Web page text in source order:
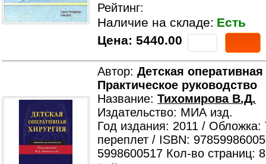
Рейтинг:
Наличие на складе: Есть
Цена: 5440.00
Автор: Детская
Практическое руководство
Название: Тихомирова В.Д.
Издательство: МИА изд.
Год издания: 2011 / Обложка:
переплет / ISBN:
5998600517 Кол-во страниц: